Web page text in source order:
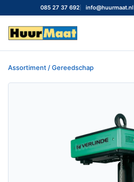
085 27 37 692 info@huurmaat.nl
Assortiment / Gereedschap